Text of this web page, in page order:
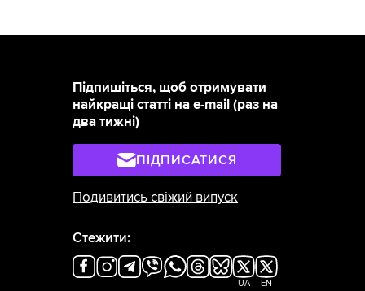
Підпишіться, щоб отримувати
найкращі статті на e-mail (раз на
два тижні)
ПІДПИСАТИСЯ
Подивитись свіжий випуск
Стежити:
UA EN